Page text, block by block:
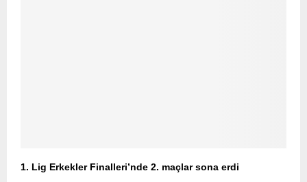
1. Lig Erkekler Finalleri’nde 2. maçlar sona erdi